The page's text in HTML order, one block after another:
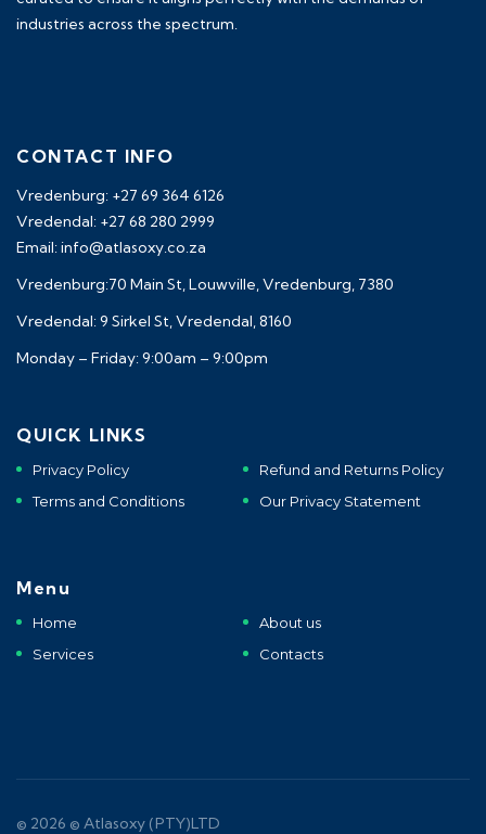
industries across the spectrum.
CONTACT INFO
Vredenburg: +27 69 364 6126
Vredendal: +27 68 280 2999
Email: info@atlasoxy.co.za
Vredenburg:70 Main St, Louwville, Vredenburg, 7380
Vredendal: 9 Sirkel St, Vredendal, 8160
Monday – Friday: 9:00am – 9:00pm
QUICK LINKS
Privacy Policy
Refund and Returns Policy
Terms and Conditions
Our Privacy Statement
Menu
Home
About us
Services
Contacts
© 2026 © Atlasoxy (PTY)LTD